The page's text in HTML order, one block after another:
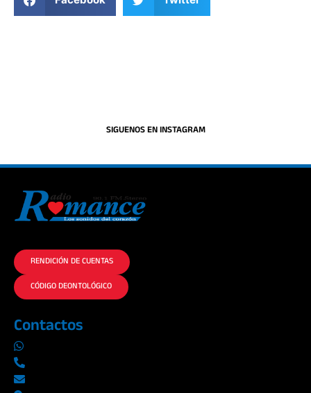
SIGUENOS EN INSTAGRAM
RENDICIÓN DE CUENTAS
CÓDIGO DEONTOLÓGICO
Contactos